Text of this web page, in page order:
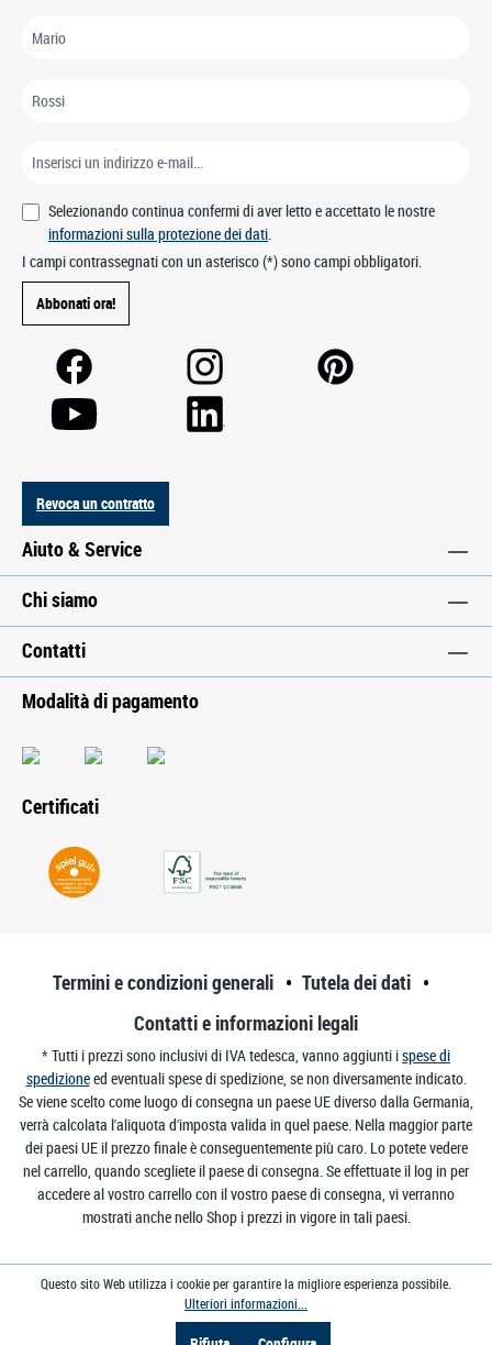
Selezionando continua confermi di aver letto e accettato le nostre
informazioni sulla protezione dei dati.
I campi contrassegnati con un asterisco (*) sono campi obbligatori.
Abbonati ora!
Revoca un contratto
Aiuto & Service
Chi siamo
Contatti
Modalità di pagamento
Certificati
Termini e condizioni generali
Tutela dei dati
Contatti e informazioni legali
* Tutti i prezzi sono inclusivi di IVA tedesca, vanno aggiunti ispese di
spedizioneed eventuali spese di spedizione, se non diversamente indicato.
Se viene scelto come luogo di consegna un paese UE diverso dalla Germania,
verrà calcolata l'aliquota d'imposta valida in quel paese. Nella maggior parte
dei paesi UE il prezzo finale è conseguentemente più caro. Lo potete vedere
nel carrello, quando scegliete il paese di consegna. Se effettuate il log in per
accedere al vostro carrello con il vostro paese di consegna, vi verranno
mostrati anche nello Shop i prezzi in vigore in tali paesi.
Questo sito Web utilizza i cookie per garantire la migliore esperienza possibile.
Ulteriori informazioni...